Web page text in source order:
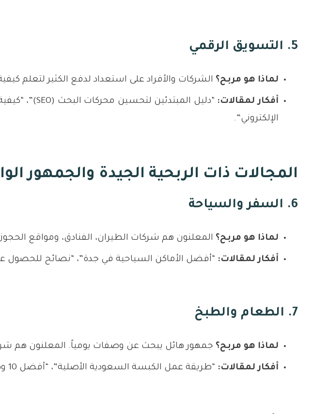
5. التسويق الرقمي
لماذا هو مربح؟ الشركات والأفراد على استعداد لدفع الكثير لتعلم
أفكار لمقالات:
الإلكتروني”.
المجالات ذات الربحية الجيدة والجمهور
6. السفر والسياحة
لماذا هو مربح؟ المعلنون هم شركات الطيران، الفنادق، ومواقع
أفكار لمقالات: “أفضل الأماكن السياحية في جدة”، “نصائح للحصول
7. الطعام والطبخ
لماذا هو مربح؟ جمهور هائل يبحث عن وصفات يومياً. المعلنون هم
أفكار لمقالات: “طريقة عمل الكبسة السعودية الأصلية”، “أفضل 10 وصفات حلويات سهلة وسريعة”، “وصفات صحية للشوفان لوجبة الإفطار”.